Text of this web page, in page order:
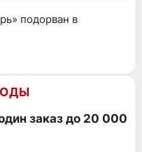
подорван в
заказ до 20 000